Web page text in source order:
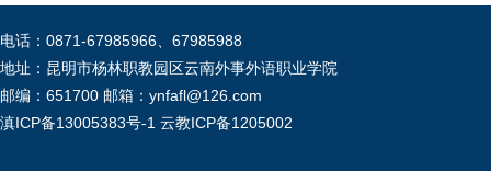
电话：0871-67985966、67985988
地址：昆明市杨林职教园区云南外事外语职业学院
邮编：651700 邮箱：ynfafl@126.com
滇ICP备13005383号-1 云教ICP备1205002